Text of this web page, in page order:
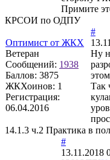
Примите
КРСОИ по ОДПУ
Оптимист от ЖКХ
Ветеран
Сообщений: 1938
Баллов: 3875
ЖКХоинов: 1
Регистрация:
06.04.2016
#
Ну
Так
14.1.3 ч.2 Практика в
#
13.11.2018